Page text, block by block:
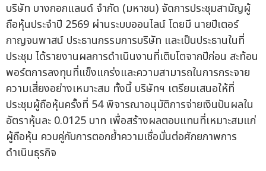
บริษัท บางกอกแลนด์ จำกัด (มหาชน) จัดการประชุมสามัญผู้
ถือหุ้นประจำปี 2569 ผ่านระบบออนไลน์ โดยมี นายปีเตอร์
กาญจนพาสน์ ประธานกรรมการบริษัท และเป็นประธานในที่
ประชุม ได้รายงานผลการดำเนินงานที่เติบโตจากปีก่อน สะท้อน
พอร์ตการลงทุนที่แข็งแกร่งและความสามารถในการกระจาย
ความเสี่ยงอย่างเหมาะสม ทั้งนี้ บริษัทฯ เตรียมเสนอให้ที่
ประชุมผู้ถือหุ้นครั้งที่ 54 พิจารณาอนุมัติการจ่ายเงินปันผลใน
อัตราหุ้นละ 0.0125 บาท เพื่อสร้างผลตอบแทนที่เหมาะสมแก่
ผู้ถือหุ้น ควบคู่กับการตอกย้ำความเชื่อมั่นต่อศักยภาพการ
ดำเนินธุรกิจ